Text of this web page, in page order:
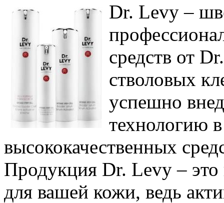
Dr. Levy –
средств от
стволовых
успешно
технологию
высококачественных
Продукция Dr. Levy –
для вашей кожи, ведь